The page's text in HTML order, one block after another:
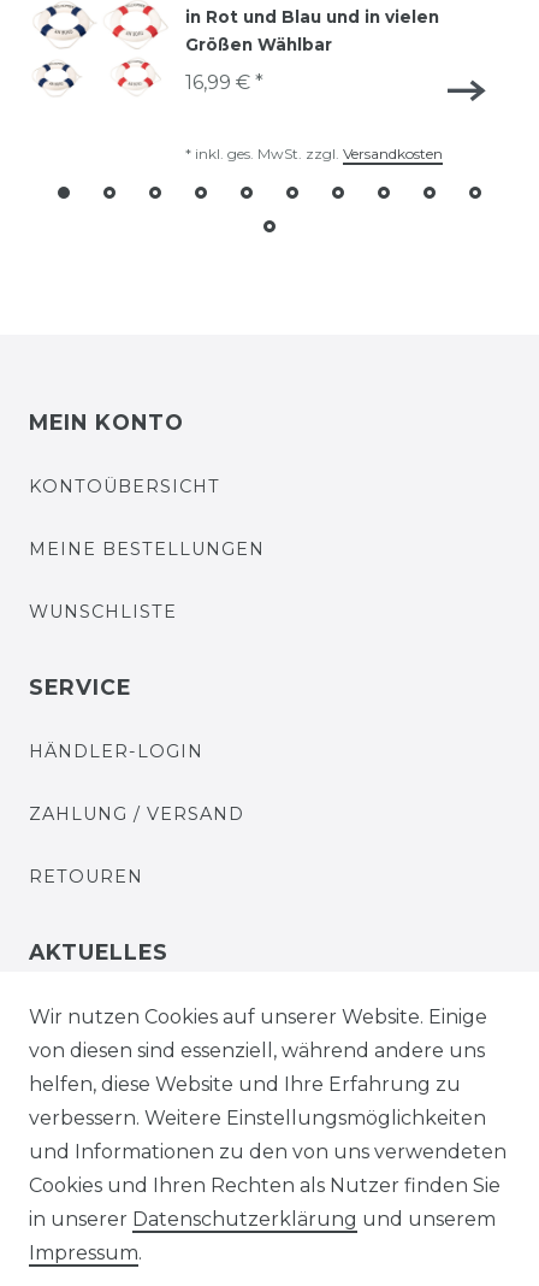
in Rot und Blau und in vielen
Größen Wählbar
16,99 € *
* inkl. ges. MwSt. zzgl. Versandkosten
MEIN KONTO
KONTOÜBERSICHT
MEINE BESTELLUNGEN
WUNSCHLISTE
SERVICE
HÄNDLER-LOGIN
ZAHLUNG / VERSAND
RETOUREN
AKTUELLES
STELLENANGEBOTE
NEWSLETTER
Impressum
Wir nutzen Cookies auf unserer Website. Einige
von diesen sind essenziell, während andere uns
helfen, diese Website und Ihre Erfahrung zu
verbessern. Weitere Einstellungsmöglichkeiten
und Informationen zu den von uns verwendeten
Cookies und Ihren Rechten als Nutzer finden Sie
in unserer Daten­schutz­erklärung und unserem
Impressum.